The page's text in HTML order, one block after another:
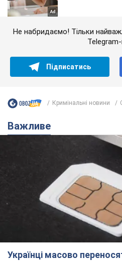
Не набридаємо! Тільки
Підписатись
Кримінальні новини
Важливе
Українці масово